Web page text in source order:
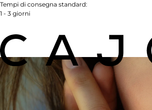
Tempi di consegna standard:
1 - 3 giorni